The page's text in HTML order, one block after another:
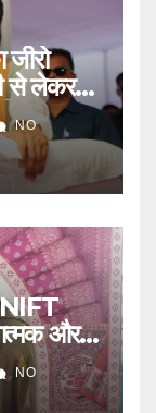
से लेकर
NO
NIFT
और
NO